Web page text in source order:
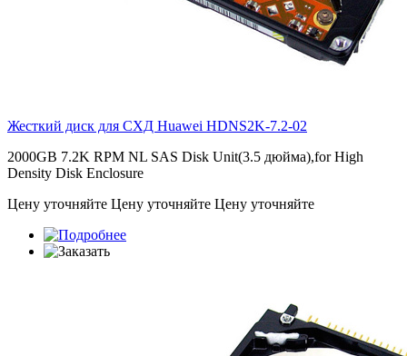
Жесткий диск для СХД Huawei HDNS2K-7.2-02
2000GB 7.2K RPM NL SAS Disk Unit(3.5 дюйма),for High
Density Disk Enclosure
Цену уточняйте Цену уточняйте Цену уточняйте